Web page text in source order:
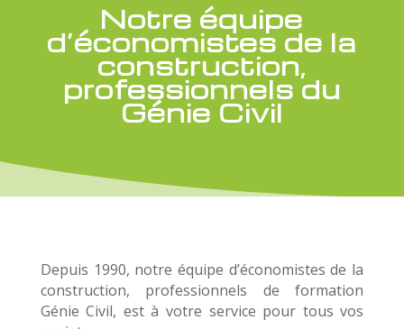
Notre équipe
d’économistes de la
construction,
professionnels du
Génie Civil
Depuis 1990, notre équipe d’économistes de la
construction, professionnels de formation
Génie Civil, est à votre service pour tous vos